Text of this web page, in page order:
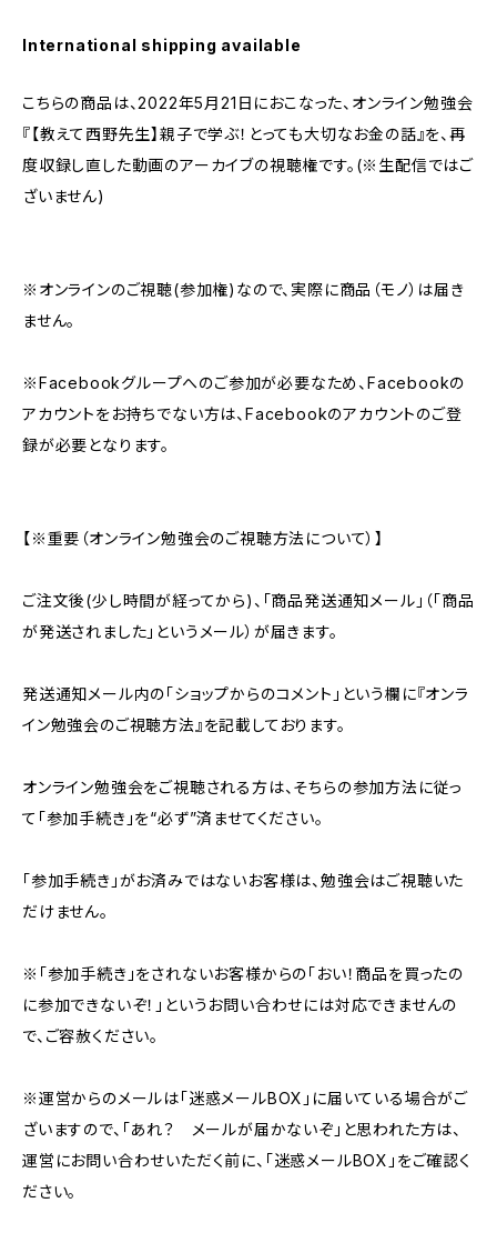
International shipping available
こちらの商品は、2022年5月21日におこなった、オンライン勉強会
『【教えて西野先生】親子で学ぶ！とっても大切なお金の話』を、再
度収録し直した動画のアーカイブの視聴権です。(※生配信ではご
ざいません)
※オンラインのご視聴(参加権)なので、実際に商品（モノ）は届き
ません。
※Facebookグループへのご参加が必要なため、Facebookの
アカウントをお持ちでない方は、Facebookのアカウントのご登
録が必要となります。
【※重要（オンライン勉強会のご視聴方法について）】
ご注文後(少し時間が経ってから)、「商品発送通知メール」（「商品
が発送されました」というメール）が届きます。
発送通知メール内の「ショップからのコメント」という欄に『オンラ
イン勉強会のご視聴方法』を記載しております。
オンライン勉強会をご視聴される方は、そちらの参加方法に従っ
て「参加手続き」を“必ず”済ませてください。
「参加手続き」がお済みではないお客様は、勉強会はご視聴いた
だけません。
※「参加手続き」をされないお客様からの「おい！商品を買ったの
に参加できないぞ！」というお問い合わせには対応できませんの
で、ご容赦ください。
※運営からのメールは「迷惑メールBOX」に届いている場合がご
ざいますので、「あれ？ メールが届かないぞ」と思われた方は、
運営にお問い合わせいただく前に、「迷惑メールBOX」をご確認く
ださい。